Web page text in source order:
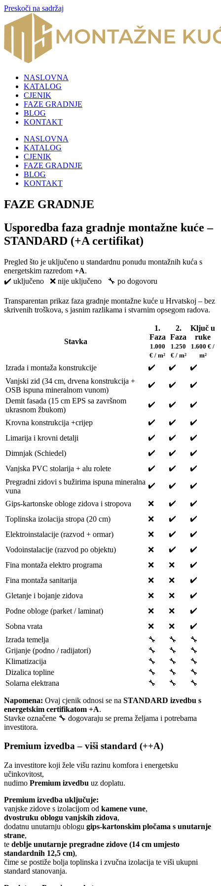
Preskoči na sadržaj
NASLOVNA
KATALOG
CJENIK
FAZE GRADNJE
BLOG
KONTAKT
NASLOVNA
KATALOG
CJENIK
FAZE GRADNJE
BLOG
KONTAKT
FAZE GRADNJE
Usporedba faza gradnje montažne kuće –
STANDARD (+A certifikat)
Pregled što je uključeno u standardnu ponudu montažnih kuća s
energetskim razredom +A.
✔️ uključeno ❌ nije uključeno 🔧 po dogovoru
Transparentan prikaz faza gradnje montažne kuće u Hrvatskoj – bez
skrivenih troškova, s jasnim razlikama i stvarnim opsegom radova.
Stavka
1.
Faza
1.000
€ / m²
2.
Faza
1.250
€ / m²
Ključ u
ruke
1.600 € /
m²
Izrada i montaža konstrukcije ✔️ ✔️
✔️
Vanjski zid (34 cm, drvena konstrukcija +
OSB ispuna mineralnom vunom)
✔️ ✔️
✔️
Demit fasada (15 cm EPS sa završnom
ukrasnom žbukom)
✔️ ✔️ ✔️
Krovna konstrukcija +crijep ✔️ ✔️
✔️
Limarija i krovni detalji
✔️ ✔️
✔️
Dimnjak (Schiedel)
✔️ ✔️
✔️
Vanjska PVC stolarija + alu rolete
✔️ ✔️
✔️
Pregradni zidovi s bužirima ispuna mineralna
vuna
✔️ ✔️ ✔️
Gips-kartonske obloge zidova i stropova ❌ ✔️
✔️
Toplinska izolacija stropa (20 cm)
❌ ✔️
✔️
Elektroinstalacije (razvod + ormar)
❌ ✔️
✔️
Vodoinstalacije (razvod po objektu)
❌ ✔️
✔️
Fina montaža elektro programa
❌ ❌
✔️
Fina montaža sanitarija
❌ ❌
✔️
Gletanje i bojanje zidova
❌ ❌
✔️
Podne obloge (parket / laminat)
❌ ❌
✔️
Sobna vrata
❌ ❌
✔️
Izrada temelja
🔧 🔧
🔧
Grijanje (podno / radijatori)
🔧 🔧
🔧
Klimatizacija
🔧 🔧
🔧
Dizalica topline
🔧 🔧
🔧
Solarna elektrana
🔧 🔧 🔧
Napomena: Ovaj cjenik odnosi se na STANDARD izvedbu s
energetskim certifikatom +A.
Stavke označene 🔧 dogovaraju se prema željama i potrebama
investitora.
Premium izvedba – viši standard (++A)
Za investitore koji žele višu razinu komfora i energetsku
učinkovitost,
nudimo Premium izvedbu uz doplatu.
Premium izvedba uključuje:
vanjske zidove s izolacijom od kamene vune,
dvostruku oblogu vanjskih zidova,
dodatnu unutarnju oblogu gips-kartonskim pločama s unutarnje
strane,
te deblje unutarnje pregradne zidove (14 cm umjesto
standardnih 12,5 cm),
čime se postiže bolja toplinska i zvučna izolacija te viši ukupni
standard stanovanja.